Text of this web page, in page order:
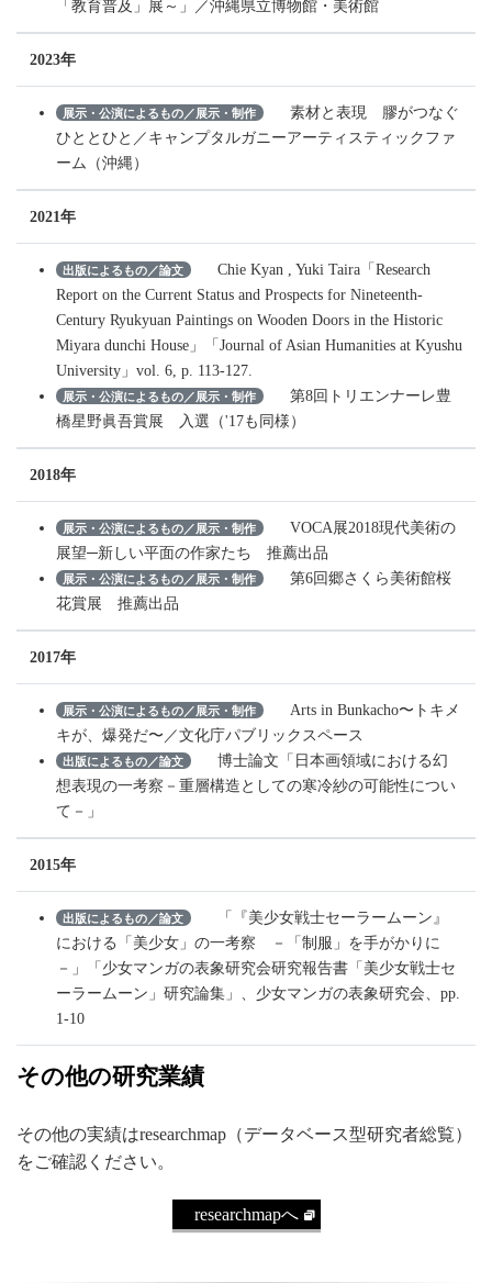
「教育普及」展～」／沖縄県立博物館・美術館
2023年
展示・公演によるもの／展示・制作
素材と表現 膠がつなぐ
ひととひと／キャンプタルガニーアーティスティックファ
ーム（沖縄）
2021年
出版によるもの／論文
Chie Kyan , Yuki Taira「Research
Report on the Current Status and Prospects for Nineteenth-
Century Ryukyuan Paintings on Wooden Doors in the Historic
Miyara dunchi House」「Journal of Asian Humanities at Kyushu
University」vol. 6, p. 113-127.
展示・公演によるもの／展示・制作
第8回トリエンナーレ豊
橋星野眞吾賞展 入選（'17も同様）
2018年
展示・公演によるもの／展示・制作
VOCA展2018現代美術の
展望─新しい平面の作家たち 推薦出品
展示・公演によるもの／展示・制作
第6回郷さくら美術館桜
花賞展 推薦出品
2017年
展示・公演によるもの／展示・制作
Arts in Bunkacho〜トキメ
キが、爆発だ〜／文化庁パブリックスペース
出版によるもの／論文
博士論文「日本画領域における幻
想表現の一考察－重層構造としての寒冷紗の可能性につい
て－」
2015年
出版によるもの／論文
「『美少女戦士セーラームーン』
における「美少女」の一考察 －「制服」を手がかりに
－」「少女マンガの表象研究会研究報告書「美少女戦士セ
ーラームーン」研究論集」、少女マンガの表象研究会、pp.
1-10
その他の研究業績
その他の実績はresearchmap（データベース型研究者総覧）
をご確認ください。
researchmapへ